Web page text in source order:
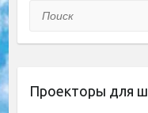
Поиск
Проекторы для